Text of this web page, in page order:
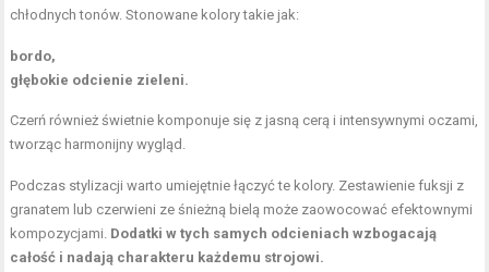
chłodnych tonów. Stonowane kolory takie jak:
bordo,
głębokie odcienie zieleni.
Czerń również świetnie komponuje się z jasną cerą i intensywnymi oczami,
tworząc harmonijny wygląd.
Podczas stylizacji warto umiejętnie łączyć te kolory. Zestawienie fuksji z
granatem lub czerwieni ze śnieżną bielą może zaowocować efektownymi
kompozycjami. Dodatki w tych samych odcieniach wzbogacają
całość i nadają charakteru każdemu strojowi.